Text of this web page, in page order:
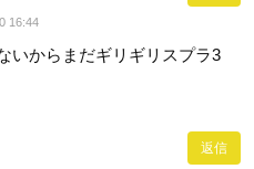
16:44
いからまだギリギリスプラ3
返信